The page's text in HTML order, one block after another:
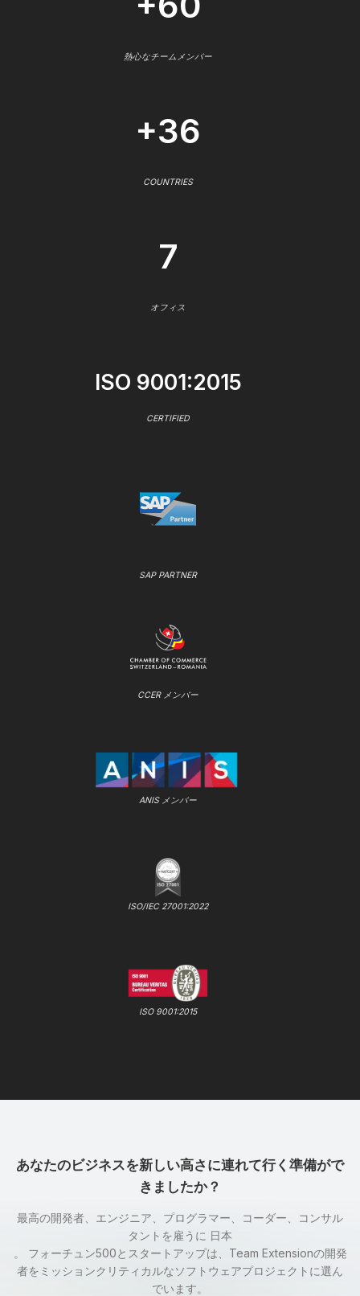
熱心なチームメンバー
+36
COUNTRIES
7
オフィス
ISO 9001:2015
CERTIFIED
SAP PARTNER
CCER メンバー
ANIS メンバー
ISO/IEC 27001:2022
ISO 9001:2015
あなたのビジネスを新しい高さに連れて行く準備がで
きましたか？
最高の開発者、エンジニア、プログラマー、コーダー、コンサル
タントを雇うに 日本
。 フォーチュン500とスタートアップは、Team Extensionの開発
者をミッションクリティカルなソフトウェアプロジェクトに選ん
でいます。